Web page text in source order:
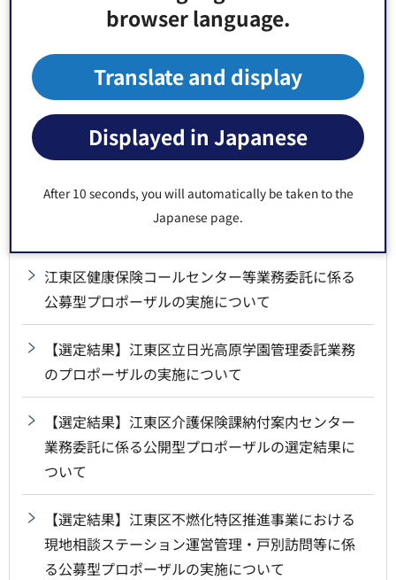
browser language.
Translate and display
Displayed in Japanese
After 10 seconds, you will automatically be taken to the
Japanese page.
【選定結果】「江東区保育従事者確保支援事業委
託」公募型プロポーザルの実施について
【選定結果】令和8年度～ベビーシッター利用支援
事業受付等業務委託に係る公募型プロポーザルの
実施について
【選定結果】江東区魅力発信ブック制作業務委託
に係るプロポーザルの実施について
江東区健康保険コールセンター等業務委託に係る
公募型プロポーザルの実施について
【選定結果】江東区立日光高原学園管理委託業務
のプロポーザルの実施について
【選定結果】江東区介護保険課納付案内センター
業務委託に係る公開型プロポーザルの選定結果に
ついて
【選定結果】江東区不燃化特区推進事業における
現地相談ステーション運営管理・戸別訪問等に係
る公募型プロポーザルの実施について